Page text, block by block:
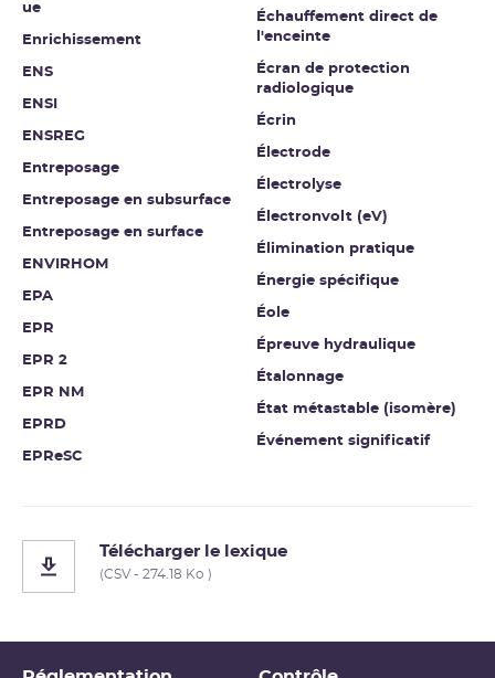
ue
Enrichissement
ENS
ENSI
ENSREG
Entreposage
Entreposage en subsurface
Entreposage en surface
ENVIRHOM
EPA
EPR
EPR 2
EPR NM
EPRD
EPReSC
Échauffement direct de
l'enceinte
Écran de protection
radiologique
Écrin
Électrode
Électrolyse
Électronvolt (eV)
Élimination pratique
Énergie spécifique
Éole
Épreuve hydraulique
Étalonnage
État métastable (isomère)
Événement significatif
Télécharger le lexique
(CSV - 274.18 Ko )